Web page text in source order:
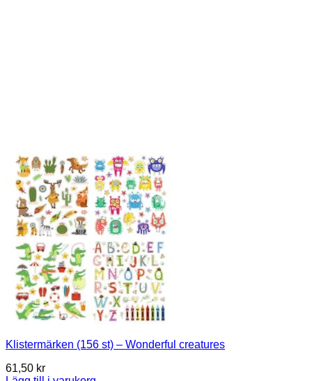
Klistermärken (156 st) – Wonderful creatures
61,50 kr